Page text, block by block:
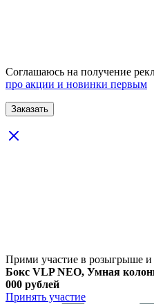
Соглашаюсь на получение
про акции и новинки первым
Прими участие в розыгрыше и
Бокс VLP NEO, Умная
000 рублей
Принять участие